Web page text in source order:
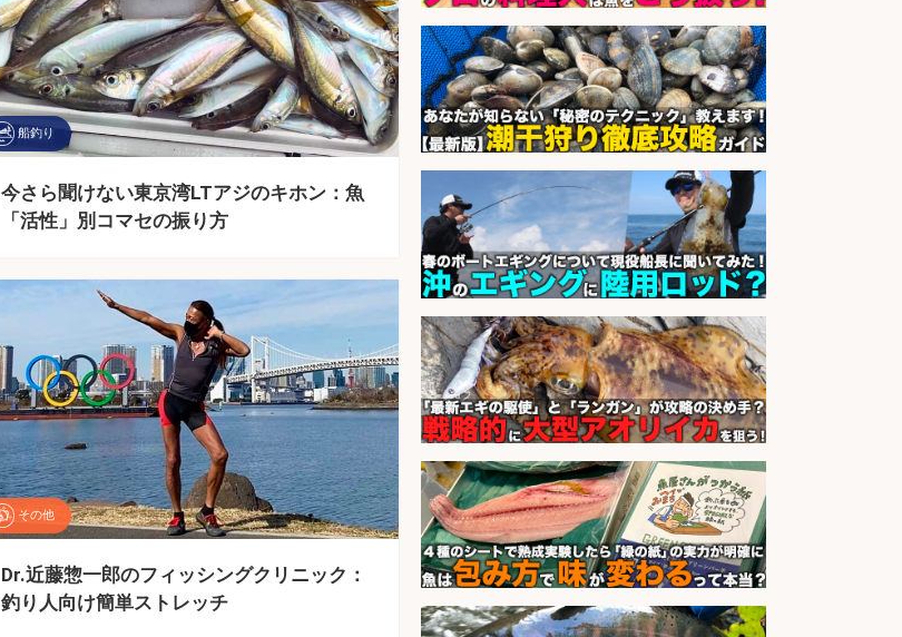
船釣り
今さら聞けない東京湾LTアジのキホン：魚
「活性」別コマセの振り方
その他
Dr.近藤惣一郎のフィッシングクリニック：
釣り人向け簡単ストレッチ
sponsored by 求人ボックス
さらに求人情報を見る